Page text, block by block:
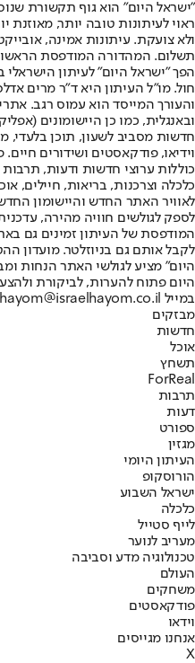
"ישראל היום" הוא גוף תקשורת
ראוי לעיתונות טובה יותר, מאוזנת
ולא צועקת. עיתונות אמינה,
הפך "ישראל היום" לעיתון
חול. מו"ל העיתון היא ד"ר מרים
והעורך המייסד הוא עמוס רגב.
חדשות מסביב לשעון, תוכן בלעדי,
וידיאו, פודקאסטים ושידורים
כוללות ערוצי חדשות ודעות, תרבות
לאוויר האתר החדש והיישומון
לספק לגולשים חוויה מהירה,
המודפסת של העיתון זמינים גם
לקבל אותם גם בניוזלטר. מועדון
היום" מציע לגולשי האתר הנחות
היום פתוח להערות, לביקורת
במייל hayom@israelhayom.co.il.
מבזקים
חדשות
אוכל
תשחץ
ForReal
תרבות
דעות
ספורט
מגזין
העיתון היומי
הורוסקופ
ישראל השבוע
כלכלה
לייף סטייל
מעריב לנוער
טכנולוגיה מדע וסביבה
העולם
משחקים
פודקאסטים
וידאו
אנחנו מגייסים
X